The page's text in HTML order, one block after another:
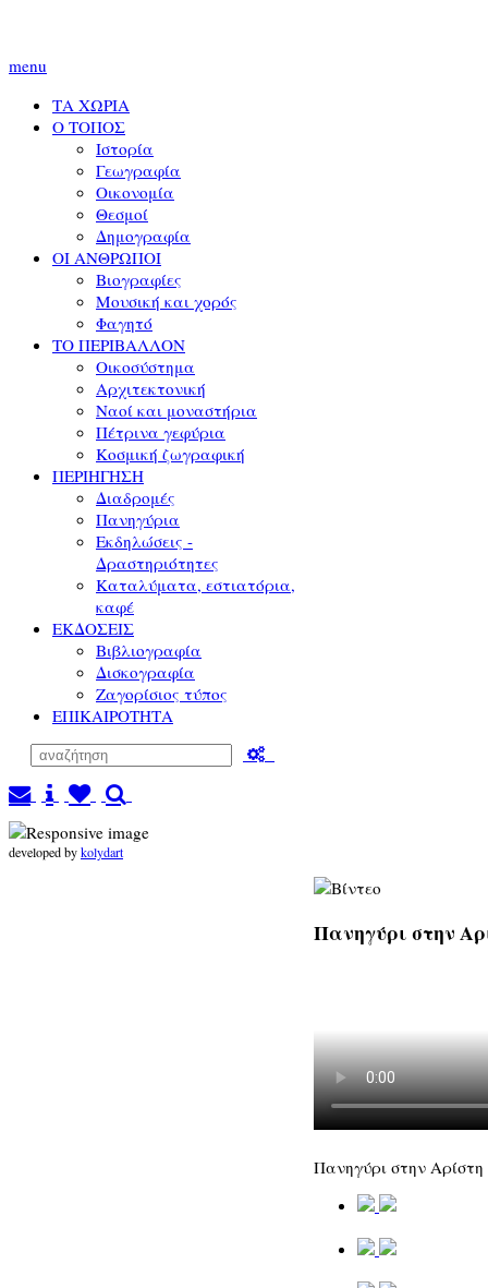
menu
ΤΑ ΧΩΡΙΑ
Ο ΤΟΠΟΣ
Ιστορία
Γεωγραφία
Οικονομία
Θεσμοί
Δημογραφία
ΟΙ ΑΝΘΡΩΠΟΙ
Βιογραφίες
Μουσική και χορός
Φαγητό
ΤΟ ΠΕΡΙΒΑΛΛΟΝ
Οικοσύστημα
Αρχιτεκτονική
Ναοί και μοναστήρια
Πέτρινα γεφύρια
Κοσμική ζωγραφική
ΠΕΡΙΗΓΗΣΗ
Διαδρομές
Πανηγύρια
Εκδηλώσεις -
Δραστηριότητες
Καταλύματα, εστιατόρια,
καφέ
ΕΚΔΟΣΕΙΣ
Βιβλιογραφία
Δισκογραφία
Ζαγορίσιος τύπος
ΕΠΙΚΑΙΡΟΤΗΤΑ
developed bykolydart
Πανηγύρι στην
Πανηγύρι στην